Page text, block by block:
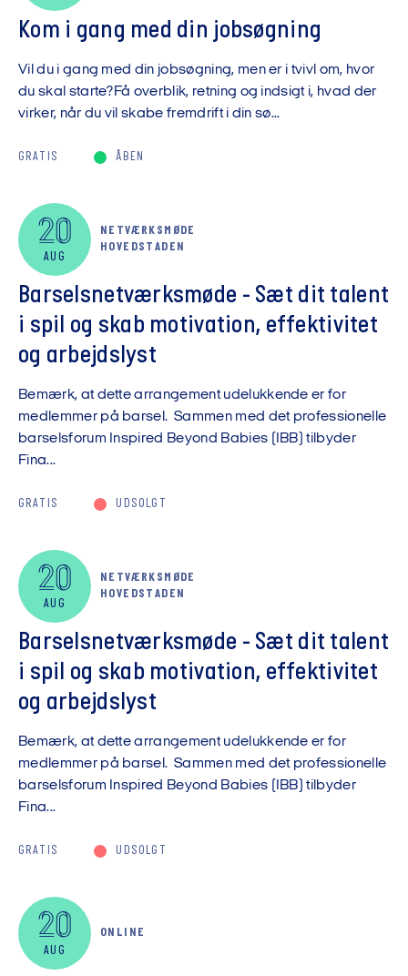
Kom i gang med din jobsøgning
Vil du i gang med din jobsøgning, men er i tvivl om, hvor
du skal starte?Få overblik, retning og indsigt i, hvad der
virker, når du vil skabe fremdrift i din sø...
GRATIS ÅBEN
20
AUG
NETVÆRKSMØDE
HOVEDSTADEN
Barselsnetværksmøde - Sæt dit talent
i spil og skab motivation, effektivitet
og arbejdslyst
Bemærk, at dette arrangement udelukkende er for
medlemmer på barsel. Sammen med det professionelle
barselsforum Inspired Beyond Babies (IBB) tilbyder
Fina...
GRATIS UDSOLGT
20
AUG
NETVÆRKSMØDE
HOVEDSTADEN
Barselsnetværksmøde - Sæt dit talent
i spil og skab motivation, effektivitet
og arbejdslyst
Bemærk, at dette arrangement udelukkende er for
medlemmer på barsel. Sammen med det professionelle
barselsforum Inspired Beyond Babies (IBB) tilbyder
Fina...
GRATIS UDSOLGT
20
AUG
ONLINE